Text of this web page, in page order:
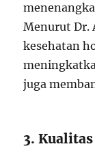
Menurut Dr.
kesehatan
juga
3.